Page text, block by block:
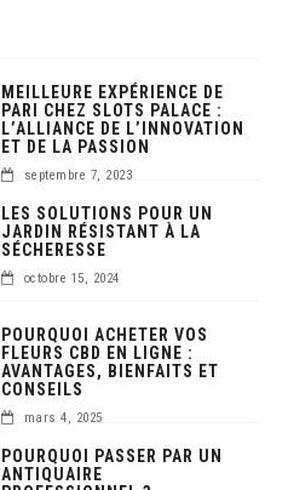
MEILLEURE EXPÉRIENCE DE
PARI CHEZ SLOTS PALACE :
L’ALLIANCE DE L’INNOVATION
ET DE LA PASSION
septembre 7, 2023
LES SOLUTIONS POUR UN
JARDIN RÉSISTANT À LA
SÉCHERESSE
octobre 15, 2024
POURQUOI ACHETER VOS
FLEURS CBD EN LIGNE :
AVANTAGES, BIENFAITS ET
CONSEILS
mars 4, 2025
POURQUOI PASSER PAR UN
ANTIQUAIRE